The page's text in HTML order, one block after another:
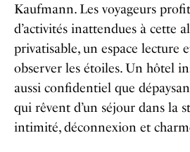
Kaufmann. Les voyageurs
d’activités inattendues à cette
privatisable, un espace lecture
observer les étoiles. Un hôtel
aussi confidentiel que
qui rêvent d’un séjour dans la
intimité, déconnexion et